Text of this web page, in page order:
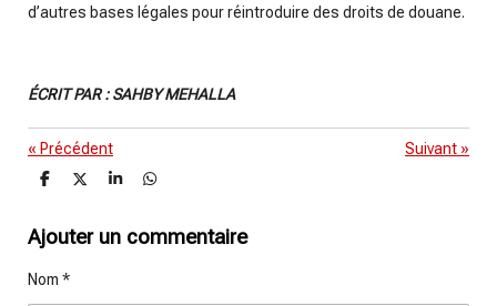
d’autres bases légales pour réintroduire des droits de douane.
ÉCRIT PAR : SAHBY MEHALLA
« Précédent Suivant »
P
t
a
e
P
t
a
P
t
a
P
t
a
Ajouter un commentaire
Nom *